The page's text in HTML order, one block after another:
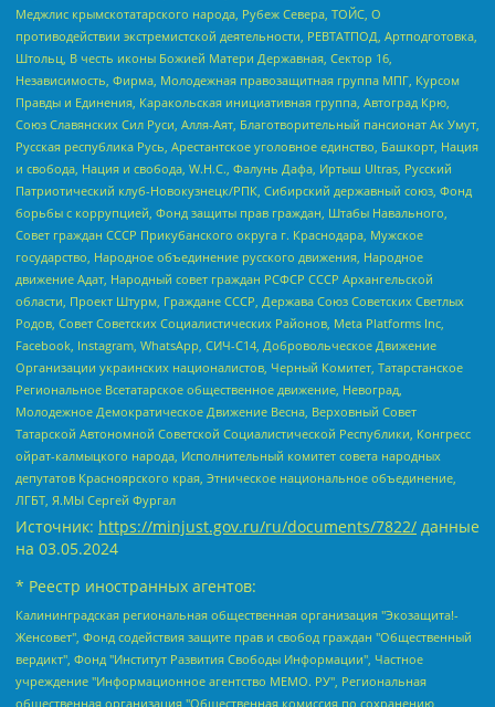
Меджлис крымскотатарского народа, Рубеж Севера, ТОЙС, О
противодействии экстремистской деятельности, РЕВТАТПОД, Артподготовка,
Штольц, В честь иконы Божией Матери Державная, Сектор 16,
Независимость, Фирма, Молодежная правозащитная группа МПГ, Курсом
Правды и Единения, Каракольская инициативная группа, Автоград Крю,
Союз Славянских Сил Руси, Алля-Аят, Благотворительный пансионат Ак Умут,
Русская республика Русь, Арестантское уголовное единство, Башкорт, Нация
и свобода, Нация и свобода, W.H.С., Фалунь Дафа, Иртыш Ultras, Русский
Патриотический клуб-Новокузнецк/РПК, Сибирский державный союз, Фонд
борьбы с коррупцией, Фонд защиты прав граждан, Штабы Навального,
Совет граждан СССР Прикубанского округа г. Краснодара, Мужское
государство, Народное объединение русского движения, Народное
движение Адат, Народный совет граждан РСФСР СССР Архангельской
области, Проект Штурм, Граждане СССР, Держава Союз Советских Светлых
Родов, Совет Советских Социалистических Районов, Meta Platforms Inc,
Facebook, Instagram, WhatsApp, СИЧ-С14, Добровольческое Движение
Организации украинских националистов, Черный Комитет, Татарстанское
Региональное Всетатарское общественное движение, Невоград,
Молодежное Демократическое Движение Весна, Верховный Совет
Татарской Автономной Советской Социалистической Республики, Конгресс
ойрат-калмыцкого народа, Исполнительный комитет совета народных
депутатов Красноярского края, Этническое национальное объединение,
ЛГБТ, Я.МЫ Сергей Фургал
Источник: https://minjust.gov.ru/ru/documents/7822/ данные
на 03.05.2024
* Реестр иностранных агентов:
Калининградская региональная общественная организация "Экозащита!-Женсовет", Фонд содействия защите прав и свобод граждан "Общественный вердикт", Фонд "Институт Развития Свободы Информации", Частное учреждение "Информационное агентство МЕМО. РУ", Региональная общественная организация "Общественная комиссия по сохранению наследия академика Сахарова", Фонд поддержки свободы прессы, Санкт-Петербургская общественная правозащитная организация "Гражданский контроль", Межрегиональная общественная организация "Информационно-просветительский центр "Мемориал", Региональный Фонд "Центр Защиты Прав Средств Массовой Информации", с 05.12.2023 Фонд "Центр Защиты Прав Средств массовой информации", Региональная общественная благотворительная организация помощи беженцам и мигрантам "Гражданское содействие", Негосударственное образовательное учреждение дополнительного профессионального образования (повышение квалификации) специалистов "АКАДЕМИЯ ПО ПРАВАМ ЧЕЛОВЕКА", Свердловская региональная общественная организация "Сутяжник", Автономная некоммерческая организация "Центр независимых социологических исследований", Союз общественных объединений "Российский исследовательский центр по правам человека", Региональное общественное учреждение научно-информационный центр "МЕМОРИАЛ", Некоммерческая организация "Фонд защиты гласности", Автономная некоммерческая организация "Институт прав человека", Городская общественная организация "Екатеринбургское общество "МЕМОРИАЛ", Городская общественная организация "Рязанское историко-просветительское и правозащитное общество "Мемориал" (Рязанский Мемориал), Челябинский региональный орган общественной самодеятельности – женское общественное объединение "Женщины Евразии", Челябинский региональный орган общественной самодеятельности "Уральская правозащитная группа", Фонд содействия защите здоровья и социальной справедливости имени Андрея Рылькова, Автономная Некоммерческая Организация "Аналитический Центр Юрия Левады", Автономная некоммерческая организация социальной поддержки населения "Проект Апрель", Региональная общественная организация помощи женщинам и детям, находящимся в кризисной ситуации "Информационно-методический центр "Анна", Фонд содействия развитию массовых коммуникаций и правовому просвещению "Так-так-Так", Фонд содействия устойчивому развитию "Серебряная тайга", Свердловский региональный общественный фонд социальных проектов "Новое время", "Idel.Реалии", Кавказ.Реалии, Крым.Реалии, Телеканал Настоящее Время, Татаро-башкирская служба Радио Свобода (Azatliq Radiosi), Радио Свободная Европа/Радио Свобода (PCE/PC), "Сибирь.Реалии", "Фактограф", Благотворительный фонд помощи осужденным и их семьям, Автономная некоммерческая организация "Институт глобализации и социальных движений", Фонд "В защиту прав заключенных", Частное учреждение "Центр поддержки и содействия развитию средств массовой информации", Пензенский региональный общественный благотворительный фонд "Гражданский союз", "Север.Реалии", Некоммерческая организация Фонд "Правовая инициатива", Общество с ограниченной ответственностью "Радио Свободная Европа/Радио Свобода", Чешское информационное агентство "MEDIUM-ORIENT", Красноярская региональная общественная организация "Мы против СПИДа", Камалягин Денис Николаевич, Маркелов Сергей Евгеньевич, Пономарев Лев Александрович, Савицкая Людмила Алексеевна, Автономная некоммерческая организация "Центр по работе с проблемой насилия "НАСИЛИЮ.НЕТ", Межрегиональный профессиональный союз работников здравоохранения "Альянс врачей", Юридическое лицо, зарегистрированное в Латвийской Республике, SIA "Medusa Project" (регистрационный номер 40103797863, дата регистрации 10.06.2014), Некоммерческая организация "Фонд по борьбе с коррупцией", Автономная некоммерческая организация "Институт права и публичной политики", Баданин Роман Сергеевич, Гликин Максим Александрович, Железнова Мария Михайловна, Лукьянова Юлия Сергеевна, Маетная Елизавета Витальевна, Маняхин Петр Борисович, Чуракова Ольга Владимировна, Ярош Юлия Петровна, Юридическое лицо "The Insider SIA", зарегистрированное в Риге, Латвийская Республика (дата регистрации 26.06.2015), являющееся администратором доменного имени интернет-издания "The Insider SIA", https://theins.ru, Постернак Алексей Евгеньевич, Рубин Михаил Аркадьевич, Анин Роман Александрович, Юридическое лицо Istories fonds, зарегистрированное в Латвийской Республике (регистрационный номер 50008295751, дата регистрации 24.02.2020), Великовский Дмитрий Александрович, Долинина Ирина Николаевна, Мароховская Алеся Алексеевна, Шлейнов Роман Юрьевич, Шмагун Олеся Валентиновна, Общество с ограниченной ответственностью "Альтаир 2021", Общество с ограниченной ответственностью "Вега 2021", Общество с ограниченной ответственностью "Главный редактор 2021", Общество с ограниченной ответственностью "Ромашки монолит", Важенков Артем Валерьевич, Ивановская областная общественная организация "Центр гендерных исследований", Гурман Юрий Альбертович, Медиапроект "ОВД-Инфо", Егоров Владимир Владимирович, Жилинский Владимир Александрович, Общество с ограниченной ответственностью "ЗП", Иванова София Юрьевна, Карезина Инна Павловна, Кильтау Екатерина Викторовна, Петров Алексей Викторович, Пискунов Сергей Евгеньевич, Смирнов Сергей Сергеевич, Тихонов Михаил Сергеевич, Общество с ограниченной ответственностью "ЖУРНАЛИСТ-ИНОСТРАННЫЙ АГЕНТ", Арапова Галина Юрьевна, Вольтская Татьяна Анатольевна, Американская компания "Mason G.E.S. Anonymous Foundation" (США), являющаяся владельцем интернет-издания https://mnews.world/, Компания "Stichting Bellingcat", зарегистрированная в Нидерландах (дата регистрации 11.07.2018), Захаров Андрей Вячеславович, Клепиковская Екатерина Дмитриевна, Общество с ограниченной ответственностью "МЕМО", Перл Роман Александрович, Симонов Евгений Алексеевич, Соловьева Елена Анатольевна, Сотников Даниил Владимирович, Сурначева Елизавета Дмитриевна, Автономная некоммерческая организация по защите прав человека и информированию населения "Якутия – Наше Мнение", Общество с ограниченной ответственностью "Москоу диджитал медиа", с 26.01.2023 Общество с ограниченной ответственностью "Чайка Белые сады", Ветошкина Валерия Валерьевна, Заговора Максим Александрович, Межрегиональное общественное движение "Российская ЛГБТ - сеть", Оленичев Максим Владимирович, Павлов Иван Юрьевич, Скворцова Елена Сергеевна, Общество с ограниченной ответственностью "Как бы инагент", Кочетков Игорь Викторович, Общество с ограниченной ответственностью "Честные выборы", Еланчик Олег Александрович, Общество с ограниченной ответственностью "Нобелевский призыв", Гималова Регина Эмилевна, Григорьев Андрей Валерьевич, Григорьева Алина Александровна, Ассоциация по содействию защите прав призывников, альтернативнослужащих и военнослужащих "Правозащитная группа "Гражданин.Армия.Право", Хисамова Регина Фаритовна, Автономная некоммерческая организация по реализации социально-правовых программ "Лилит", Дальневосточное общественное движение "Маяк", Санкт-Петербургская ЛГБТ-инициативная группа "Выход", Инициативная группа ЛГБТ+ "Реверс", Алексеев Андрей Викторович, Бекбулатова Таисия Львовна, Беляев Иван Михайлович, Владыкина Елена Сергеевна, Гельман Марат Александрович, Никульшина Вероника Юрьевна, Толоконникова Надежда Андреевна, Шендерович Виктор Анатольевич, Общество с ограниченной ответственностью "Данное сообщение", Общество с ограниченной ответственностью Издательский дом "Новая глава", Айнбиндер Александра Александровна, Московский комьюнити-центр для ЛГБТ+инициатив, Благотворительный фонд развития филантропии, Deutsche Welle (Германия, Kurt-Schumacher-Strasse 3, 53113 Bonn), Борзунова Мария Михайловна, Воробьев Виктор Викторович, Голубева Анна Львовна, Константинова Алла Михайловна, Малкова Ирина Владимировна, Мурадов Мурад Абдулгалимович, Осетинская Елизавета Николаевна, Понасенков Евгений Николаевич, Ганапольский Матвей Юрьевич, Киселев Евгений Алексеевич, Борухович Ирина Григорьевна, Дремин Иван Тимофеевич, Дубровский Дмитрий Викторович, Красноярская региональная общественная организация поддержки и развития альтернативных образовательных технологий и межкультурных коммуникаций "ИНТЕРРА", Маяковская Екатерина Алексеевна, Фейгин Марк Захарович, Филимонов Андрей Викторович, Дзугкоева Регина Николаевна, Доброхотов Роман Александрович, Дудь Юрий Александрович, Елкин Сергей Владимирович, Кругликов Кирилл Игоревич, Сабунаева Мария Леонидовна, Семенов Алексей Владимирович, Шаинян Карен Багратович, Шульман Екатерина Михайловна, Асафьев Артур Валерьевич, Вахштайн Виктор Семенович, Венедиктов Алексей Алексеевич, Лушникова Екатерина Евгеньевна, Волков Леонид Михайлович, Невзоров Александр Глебович, Пархоменко Сергей Борисович, Сироткин Ярослав Николаевич, Кара-Мурза Владимир Владимирович, Баранова Наталья Владимировна, Гозман Леонид Яковлевич, Кагарлицкий Борис Юльевич, Климарев Михаил Валерьевич, Милов Владимир Станиславович, Автономная некоммерческая организация Краснодарский центр современного искусства "Типография", Моргенштерн Алишер Тагирович, Соболь Любовь Эдуардовна, Общество с ограниченной ответственностью "ЛИЗА НОРМ", Каспаров Гарри Кимович, Ходорковский Михаил Борисович, Общество с ограниченной ответственностью "Апрельские тезисы", Данилович Ирина Брониславовна, Кашин Олег Владимирович, Петров Николай Владимирович, Пивоваров Алексей Владимирович, Соколов Михаил Владимирович, Цветкова Юлия Владимировна, Чичваркин Евгений Александрович, Комитет против пыток/Команда против пыток, Общество с ограниченной ответственностью "Первый научный", Общество с ограниченной ответственностью "Вертолет и ко", Белоцерковская Вероника Борисовна, Кац Максим Евгеньевич, Лазарева Татьяна Юрьевна, Шаведдинов Руслан Табризович, Яшин Илья Валерьевич, Общество с ограниченной ответственностью "Иноагент ААВ", Алешковский Дмитрий Петрович, Альбац Евгения Марковна, Быков Дмитрий Львович, Галямина Юлия Евгеньевна, Лойко Сергей Леонидович, Мартынов Кирилл Константинович, Медведев Сергей Александрович, Крашенинников Федор Геннадиевич, Гордеева Катерина Вл